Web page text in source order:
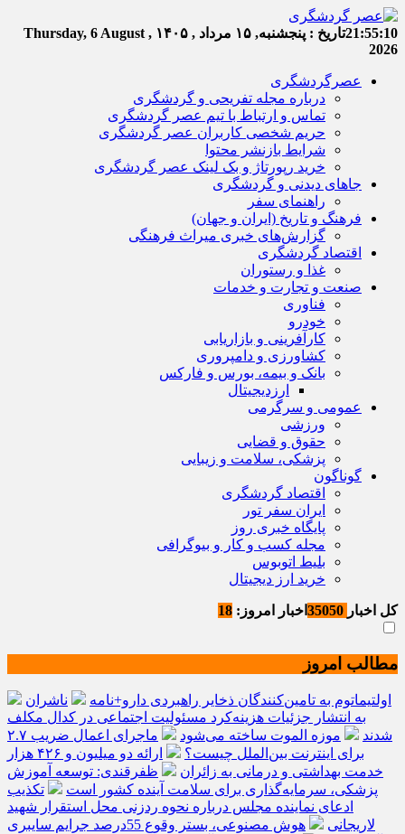
21:55:11تاریخ : پنجشنبه, ۱۵ مرداد , ۱۴۰۵
Thursday, 6 August ,
2026
عصرگردشگری
درباره مجله تفریحی و گردشگری
تماس و ارتباط با تیم عصر گردشگری
حریم شخصی کاربران عصر گردشگری
شرایط بازنشر محتوا
خرید رپورتاژ و بک لینک عصر گردشگری
جاهای دیدنی و گردشگری
راهنمای سفر
فرهنگ و تاریخ (ایران و جهان)
گزارش‌های خبری میراث فرهنگی
اقتصاد گردشگری
غذا و رستوران
صنعت و تجارت و خدمات
فناوری
خودرو
کارآفرینی و بازاریابی
کشاورزی و دامپروری
بانک و بیمه، بورس و فارکس
ارزدیجیتال
عمومی و سرگرمی
ورزشی
حقوق و قضایی
پزشکی، سلامت و زیبایی
گوناگون
اقتصاد گردشگری
ایران سفر تور
پایگاه خبری روز
مجله کسب و کار و بیوگرافی
بلیط اتوبوس
خرید ارز دیجیتال
کل اخبار اخبار امروز: 18
مطالب امروز
اولتیماتوم به تامین‌کنندگان ذخایر راهبردی دارو+نامه
ناشران
به انتشار جزئیات هزینه‌کرد مسئولیت اجتماعی در کدال مکلف
شدند
موزه الموت ساخته می‌شود
ماجرای اعمال ضریب ۲.۷
برای اینترنت بین‌الملل چیست؟
ارائه دو میلیون و ۴۲۶ هزار
خدمت بهداشتی و درمانی به زائران
ظفرقندی: توسعه آموزش
پزشکی، سرمایه‌گذاری برای سلامت آینده کشور است
تکذیب
ادعای نماینده مجلس درباره نحوه ردزنی محل استقرار شهید
لاریجانی
هوش مصنوعی، بستر وقوع 55درصد جرایم سایبری